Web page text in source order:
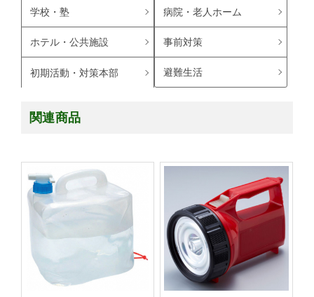
学校・塾 病院・老人ホーム
ホテル・公共施設 事前対策
初期活動・対策本部 避難生活
関連商品